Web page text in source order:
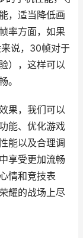
，适当降低画
率方面，如果
说，30帧对于
），这样可以
。
果，我们可以
能、优化游戏
能以及合理调
享受更加流畅
情和竞技表
耀的战场上尽